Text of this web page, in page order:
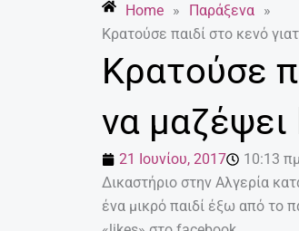
Home » Παράξενα »
Kρατούσε παιδί στο κενό
Kρατούσε
να
21 Ιουνίου, 2017
10:13 πμ
Δικαστήριο στην Αλγερία
ένα μικρό παιδί έξω από το